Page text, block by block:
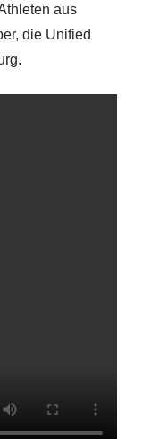
aus
die Unified